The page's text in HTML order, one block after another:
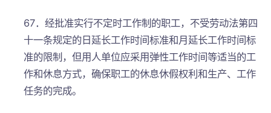
67．经批准实行不定时工作制的职工，不受劳动法第四
十一条规定的日延长工作时间标准和月延长工作时间标
准的限制，但用人单位应采用弹性工作时间等适当的工
作和休息方式，确保职工的休息休假权利和生产、工作
任务的完成。